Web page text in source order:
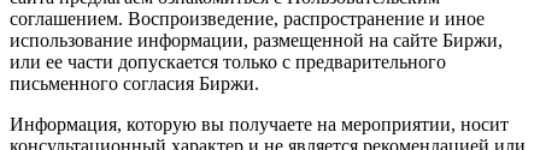
соглашением. Воспроизведение, распространение и иное
использование информации, размещенной на сайте Биржи,
или ее части допускается только с предварительного
письменного согласия Биржи.
Информация, которую вы получаете на мероприятии, носит
консультационный характер и не является рекомендацией или